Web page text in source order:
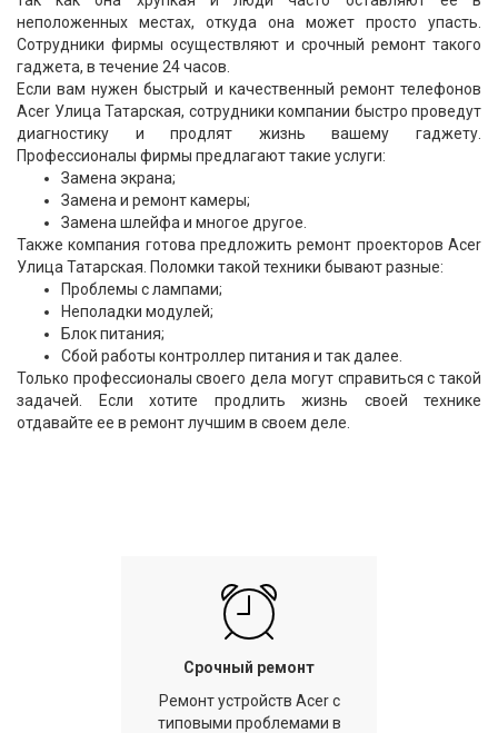
неположенных местах, откуда она может просто упасть.
Сотрудники фирмы осуществляют и срочный ремонт такого
гаджета, в течение 24 часов.
Если вам нужен быстрый и качественный ремонт телефонов
Acer Улица Татарская, сотрудники компании быстро проведут
диагностику и продлят жизнь вашему гаджету.
Профессионалы фирмы предлагают такие услуги:
Замена экрана;
Замена и ремонт камеры;
Замена шлейфа и многое другое.
Также компания готова предложить ремонт проекторов Acer
Улица Татарская. Поломки такой техники бывают разные:
Проблемы с лампами;
Неполадки модулей;
Блок питания;
Сбой работы контроллер питания и так далее.
Только профессионалы своего дела могут справиться с такой
задачей. Если хотите продлить жизнь своей технике
отдавайте ее в ремонт лучшим в своем деле.
Срочный ремонт
Ремонт устройств Acer с
типовыми проблемами в